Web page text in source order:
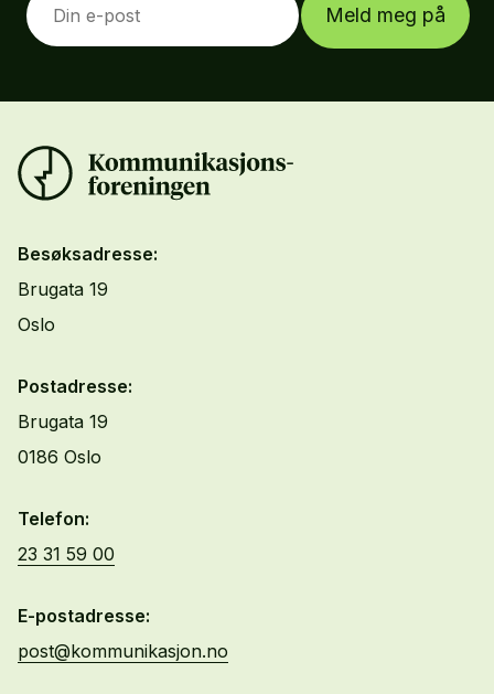
Meld meg på
Besøksadresse:
Brugata 19
Oslo
Postadresse:
Brugata 19
0186 Oslo
Telefon:
23 31 59 00
E-postadresse:
post@kommunikasjon.no